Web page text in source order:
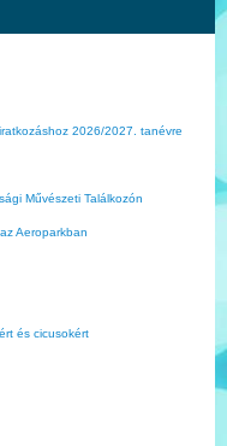
2026/2027. tanévre
Művészeti Találkozón
Aeroparkban
és cicusokért